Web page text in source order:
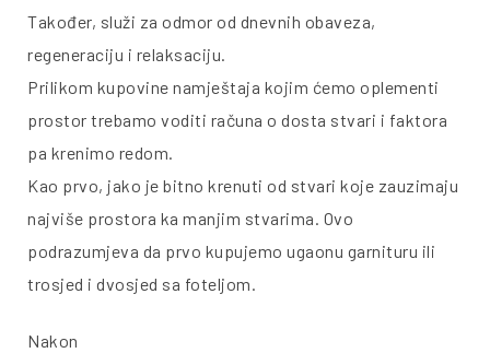
Također, služi za odmor od dnevnih obaveza,
regeneraciju i relaksaciju.
Prilikom kupovine namještaja kojim ćemo oplementi
prostor trebamo voditi računa o dosta stvari i faktora
pa krenimo redom.
Kao prvo, jako je bitno krenuti od stvari koje zauzimaju
najviše prostora ka manjim stvarima. Ovo
podrazumjeva da prvo kupujemo ugaonu garnituru ili
trosjed i dvosjed sa foteljom.
Nakon